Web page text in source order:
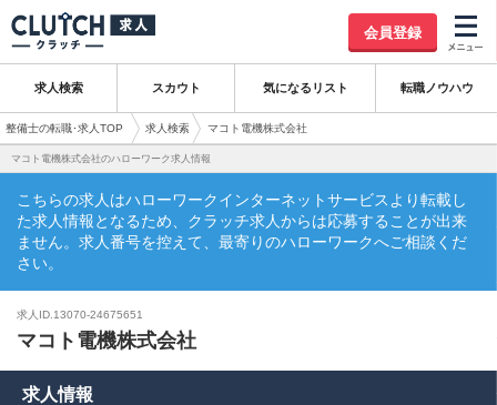
会員登録
求人検索 スカウト 気になるリスト 転職ノウハウ
整備士の転職･求人TOP 求人検索 マコト電機株式会社
マコト電機株式会社のハローワーク求人情報
こちらの求人はハローワークインターネットサービスより転載し
た求人情報となるため、クラッチ求人からは応募することが出来
ません。求人番号を控えて、最寄りのハローワークへご相談くだ
さい。
求人ID.13070-24675651
マコト電機株式会社
求人情報